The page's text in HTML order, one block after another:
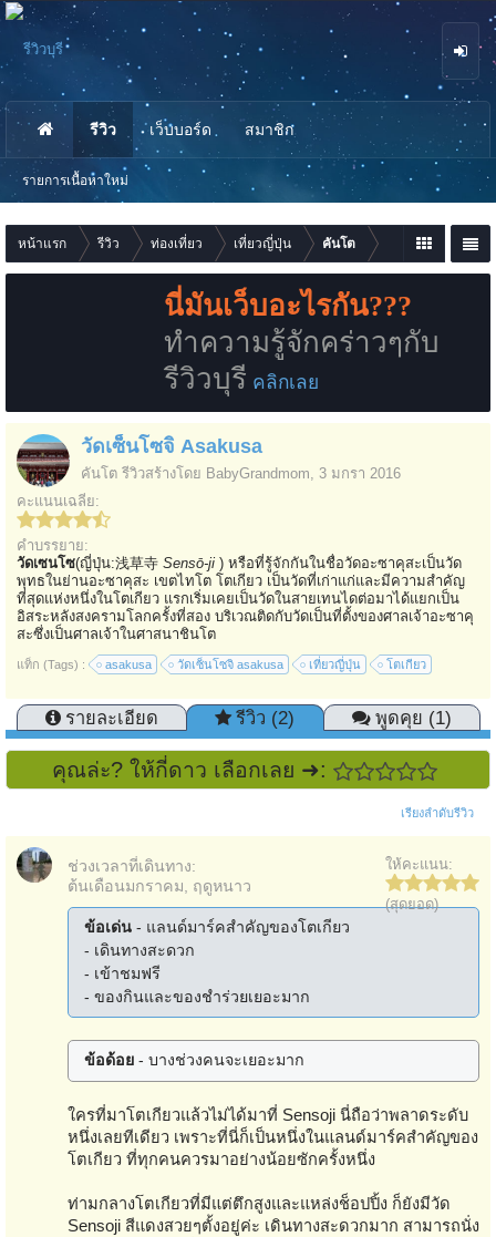
หน้าแรก รีวิว ท่องเที่ยว เที่ยวญี่ปุ่น คันโต
นี่มันเว็บอะไรกัน???
ทำความรู้จักคร่าวๆกับ
รีวิวบุรี คลิกเลย
วัดเซ็นโซจิ Asakusa
คันโต รีวิวสร้างโดย BabyGrandmom, 3 มกรา 2016
คะแนนเฉลี่ย:
คำบรรยาย:
วัดเซนโซ(ญี่ปุ่น:浅草寺 Sensō-ji ) หรือที่รู้จักกันในชื่อวัดอะซาคุสะเป็นวัด
พุทธในย่านอะซาคุสะ เขตไทโต โตเกียว เป็นวัดที่เก่าแก่และมีความสำคัญ
ที่สุดแห่งหนึ่งในโตเกียว แรกเริ่มเคยเป็นวัดในสายเทนไดต่อมาได้แยกเป็น
อิสระหลังสงครามโลกครั้งที่สอง บริเวณติดกับวัดเป็นที่ตั้งของศาลเจ้าอะซาคุ
สะซึ่งเป็นศาลเจ้าในศาสนาชินโต
แท็ก (Tags) : asakusa วัดเซ็นโซจิ asakusa เที่ยวญี่ปุ่น โตเกียว
รายละเอียด รีวิว (2) พูดคุย (1)
คุณล่ะ? ให้กี่ดาว เลือกเลย ➜:
เรียงลำดับรีวิว
ให้คะแนน:
(สุดยอด)
ช่วงเวลาที่เดินทาง:
ต้นเดือนมกราคม, ฤดูหนาว
ข้อเด่น - แลนด์มาร์คสำคัญของโตเกียว
- เดินทางสะดวก
- เข้าชมฟรี
- ของกินและของชำร่วยเยอะมาก
ข้อด้อย - บางช่วงคนจะเยอะมาก
ใครที่มาโตเกียวแล้วไม่ได้มาที่ Sensoji นี่ถือว่าพลาดระดับ
หนึ่งเลยทีเดียว เพราะที่นี่ก็เป็นหนึ่งในแลนด์มาร์คสำคัญของ
โตเกียว ที่ทุกคนควรมาอย่างน้อยซักครั้งหนึ่ง
ท่ามกลางโตเกียวที่มีแต่ตึกสูงและแหล่งช็อปปิ้ง ก็ยังมีวัด
Sensoji สีแดงสวยๆตั้งอยู่ค่ะ เดินทางสะดวกมาก สามารถนั่ง
รีวิว
รายการเนื้อหาใหม่
เว็บบอร์ด สมาชิก
นห
า